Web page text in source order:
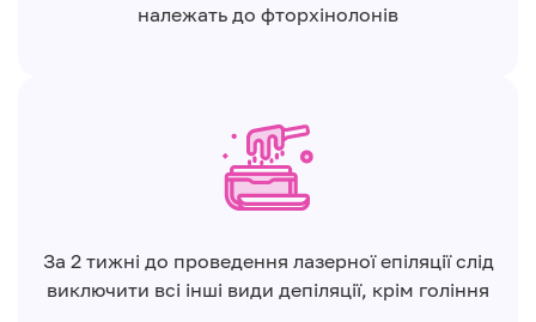
належать до фторхінолонів
За 2 тижні до проведення лазерної епіляції слід
виключити всі інші види депіляції, крім гоління